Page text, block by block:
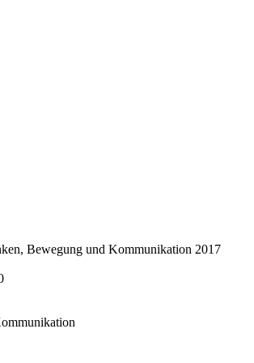
Bewegung und Kommunikation 2017